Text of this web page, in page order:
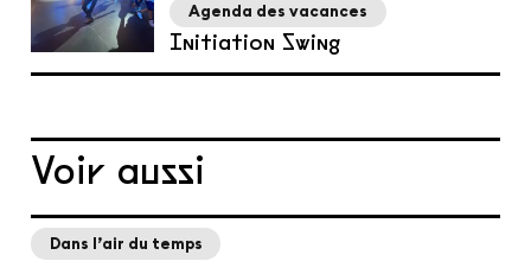
Agenda des vacances
Initiation Swing
Voir aussi
Dans l’air du temps